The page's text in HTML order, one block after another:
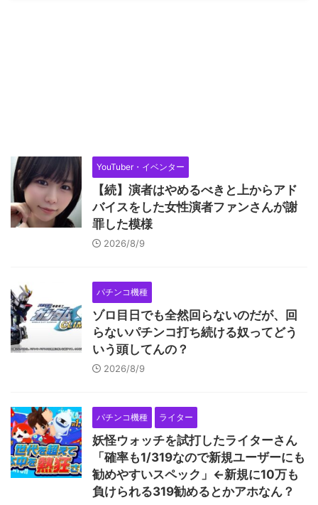
YouTuber・イベンター
【続】演者はやめるべきと上からアド
バイスをした女性演者ファンさんが謝
罪した模様
2026/8/9
パチンコ機種
ゾロ目日でも全然回らないのだが、回
らないパチンコ打ち続ける奴ってどう
いう頭してんの？
2026/8/9
パチンコ機種 ライター
妖怪ウォッチを試打したライターさん
「確率も1/319なので新規ユーザーにも
勧めやすいスペック」←新規に10万も
負けられる319勧めるとかアホなん？